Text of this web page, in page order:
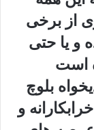
از برخی
و یا حتی
است
بلوچ
و